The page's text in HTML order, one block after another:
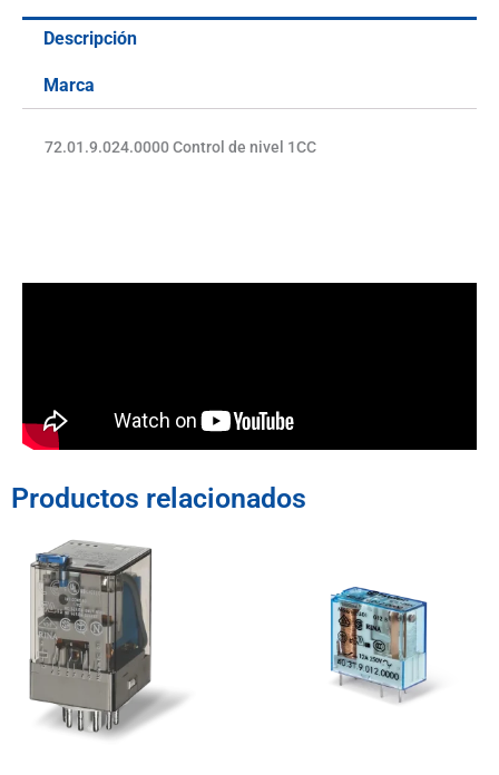
Descripción
Marca
72.01.9.024.0000 Control de nivel 1CC
Productos relacionados